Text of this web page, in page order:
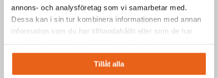
annons- och analysföretag som vi samarbetar med.
Dessa kan i sin tur kombinera informationen med annan
information som du har tillhandahållit eller som de har
Tillåt alla